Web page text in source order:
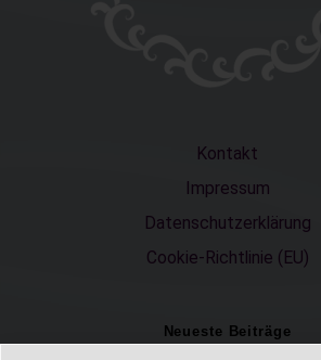
Kontakt
Impressum
Datenschutzerklärung
Cookie-Richtlinie (EU)
Neueste Beiträge